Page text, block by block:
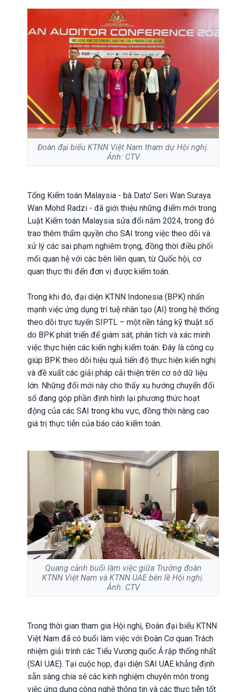
Đoàn đại biểu KTNN Việt Nam tham dự Hội nghị.
Ảnh: CTV
Tổng Kiểm toán Malaysia - bà Dato' Seri Wan Suraya
Wan Mohd Radzi - đã giới thiệu những điểm mới trong
Luật Kiểm toán Malaysia sửa đổi năm 2024, trong đó
trao thêm thẩm quyền cho SAI trong việc theo dõi và
xử lý các sai phạm nghiêm trọng, đồng thời điều phối
mối quan hệ với các bên liên quan, từ Quốc hội, cơ
quan thực thi đến đơn vị được kiểm toán.
Trong khi đó, đại diện KTNN Indonesia (BPK) nhấn
mạnh việc ứng dụng trí tuệ nhân tạo (AI) trong hệ thống
theo dõi trực tuyến SIPTL – một nền tảng kỹ thuật số
do BPK phát triển để giám sát, phân tích và xác minh
việc thực hiện các kiến nghị kiểm toán. Đây là công cụ
giúp BPK theo dõi hiệu quả tiến độ thực hiện kiến nghị
và đề xuất các giải pháp cải thiện trên cơ sở dữ liệu
lớn. Những đổi mới này cho thấy xu hướng chuyển đổi
số đang góp phần định hình lại phương thức hoạt
động của các SAI trong khu vực, đồng thời nâng cao
giá trị thực tiễn của báo cáo kiểm toán.
Quang cảnh buổi làm việc giữa Trưởng đoàn
KTNN Việt Nam và KTNN UAE bên lề Hội nghị.
Ảnh: CTV
Trong thời gian tham gia Hội nghị, Đoàn đại biểu KTNN
Việt Nam đã có buổi làm việc với Đoàn Cơ quan Trách
nhiệm giải trình các Tiểu Vương quốc Ả rập thống nhất
(SAI UAE). Tại cuộc họp, đại diện SAI UAE khẳng định
sẵn sàng chia sẻ các kinh nghiệm chuyên môn trong
việc ứng dụng công nghệ thông tin và các thực tiễn tốt